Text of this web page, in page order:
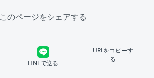
このページをシェアする
LINEで送る
URLをコピーす
る